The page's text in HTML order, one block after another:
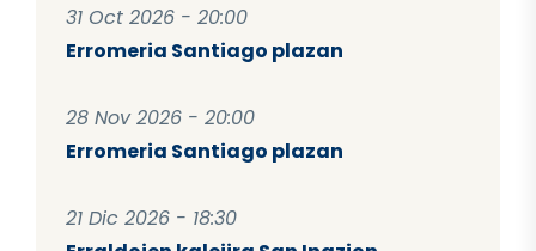
31 Oct 2026 - 20:00
Erromeria Santiago plazan
28 Nov 2026 - 20:00
Erromeria Santiago plazan
21 Dic 2026 - 18:30